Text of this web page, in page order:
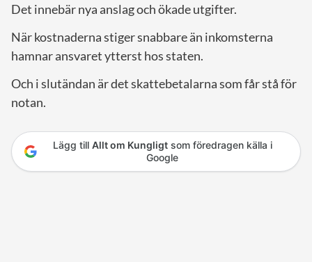
Det innebär nya anslag och ökade utgifter.
När kostnaderna stiger snabbare än inkomsterna
hamnar ansvaret ytterst hos staten.
Och i slutändan är det skattebetalarna som får stå för
notan.
Lägg till Allt om Kungligtsom föredragen källa i
Google